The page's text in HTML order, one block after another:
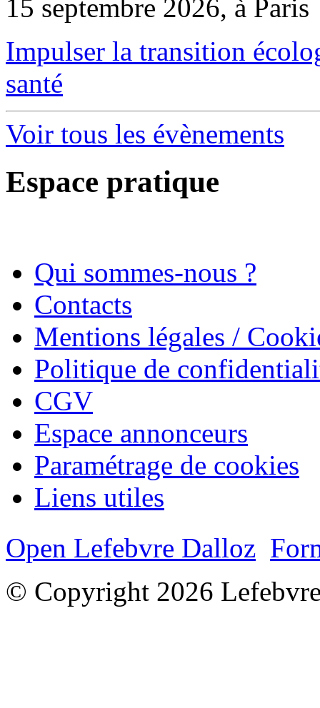
15 septembre 2026, à Paris
Impulser la transition
santé
Voir tous les évènements
Espace pratique
Qui sommes-nous ?
Contacts
Mentions légales /
Politique de
CGV
Espace annonceurs
Paramétrage de cookies
Liens utiles
Open Lefebvre Dalloz
© Copyright 2026